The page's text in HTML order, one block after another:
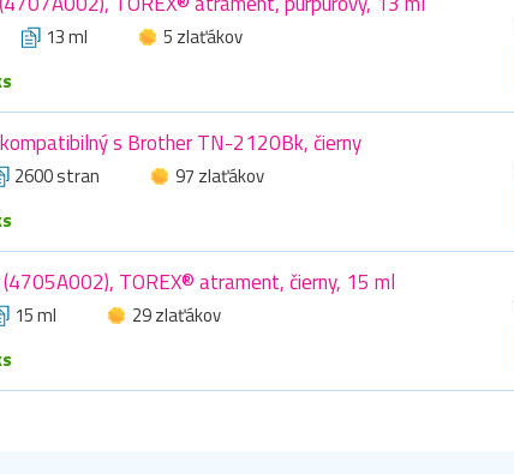
13 ml
5 zlaťákov
s Brother TN-2120Bk, čierny
2600 stran
97 zlaťákov
TOREX® atrament, čierny, 15 ml
15 ml
29 zlaťákov